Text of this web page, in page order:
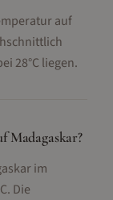
auf
28°C liegen.
Madagaskar?
im
Die